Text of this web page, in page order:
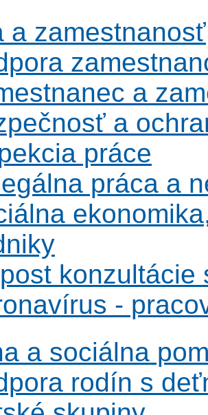
a zamestnanosť
a
a
práce
práca a
-
a sociálna
rodín s